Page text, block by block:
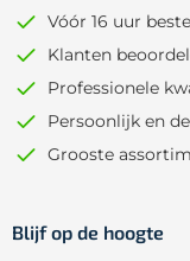
Vóór 16 uur
Klanten
Professionele
Persoonlijk en
Grooste
Blijf op de hoogte